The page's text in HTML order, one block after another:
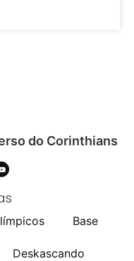
do Corinthians
Base
Deskascando